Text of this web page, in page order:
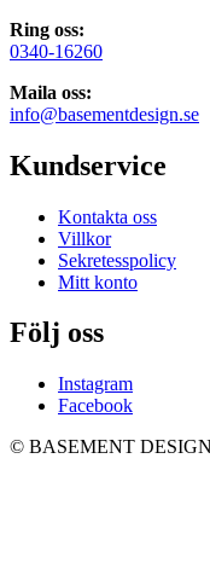
Ring oss:
0340-16260
Maila oss:
info@basementdesign.se
Kundservice
Kontakta oss
Villkor
Sekretesspolicy
Mitt konto
Följ oss
Instagram
Facebook
© BASEMENT